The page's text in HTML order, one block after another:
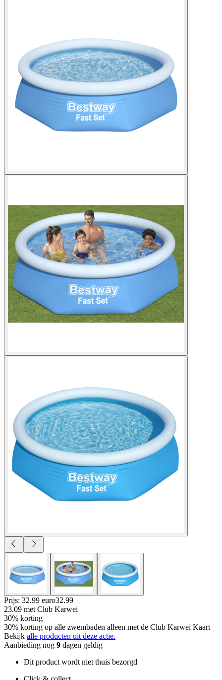
Prijs: 32.99 euro32.99
23.09 met Club Karwei
30% korting
30% korting op alle zwembaden alleen met de Club Karwei Kaart
Bekijk alle producten uit deze actie.
Aanbieding nog 9 dagen geldig
Dit product wordt niet thuis bezorgd